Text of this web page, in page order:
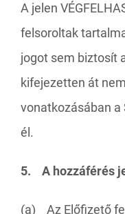
A jelen
felsoroltak
jogot sem biztosít
kifejezetten át
vonatkozásában a
él.
5. A hozzáférés
(a) Az Előfizető